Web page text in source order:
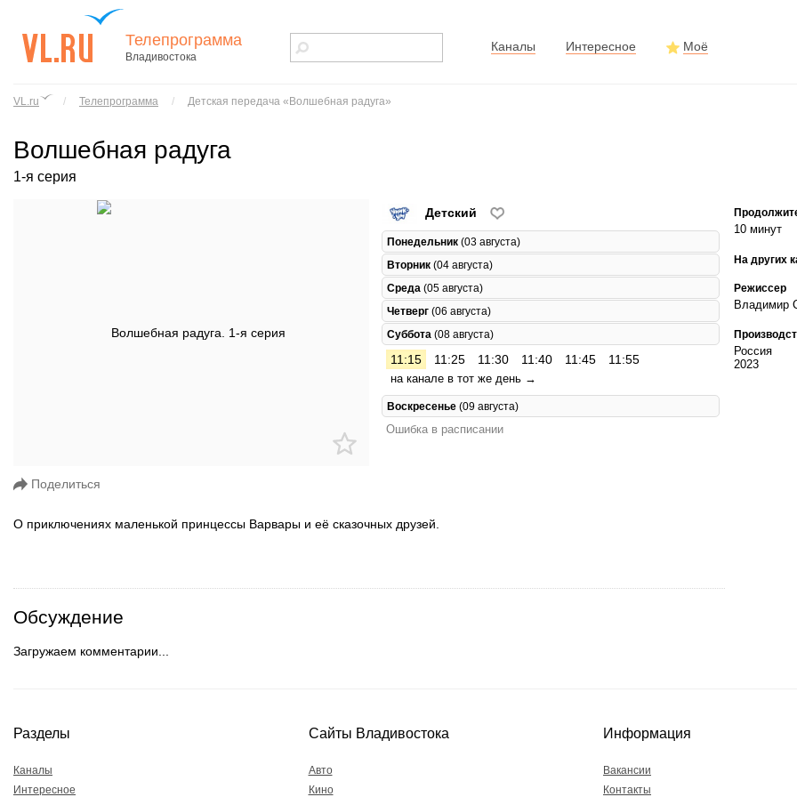
города
Владивостока
Телепрограмма
Владивостока
Каналы Интересное Моё
VL.ru / Телепрограмма / Детская передача «Волшебная радуга»
Волшебная радуга
1-я серия
Поделиться
Детский
Понедельник (03 августа)
Вторник (04 августа)
Среда (05 августа)
Четверг (06 августа)
Суббота (08 августа)
11:15 11:25 11:30 11:40 11:45 11:55
на канале в тот же день →
Воскресенье (09 августа)
Ошибка в расписании
О приключениях маленькой принцессы Варвары и её сказочных друзей.
10 минут
На других
Режиссер
Владимир
Россия
2023
Обсуждение
Загружаем комментарии...
Разделы
Каналы
Интересное
Сайты Владивостока
Авто
Кино
Информация
Вакансии
Контакты